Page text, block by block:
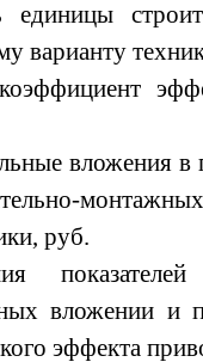
варианту
вложения
руб.
вложении и
эффекта